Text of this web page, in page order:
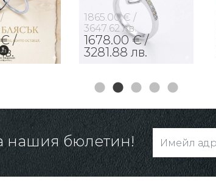
/
1865.00 € /
3647.62 лв.
1678.00 € /
3281.88 лв.
нашия бюлетин!